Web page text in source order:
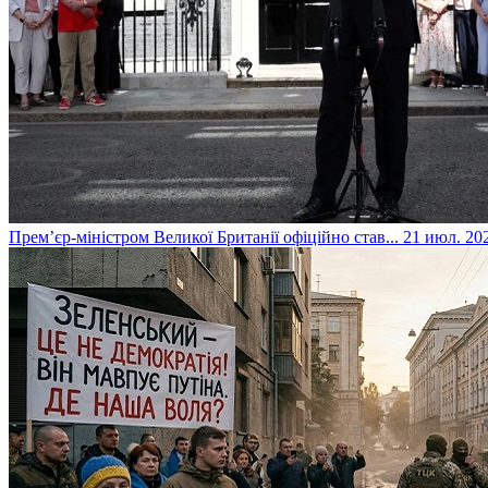
​Прем’єр-міністром Великої Британії офіційно став... 21 июл.